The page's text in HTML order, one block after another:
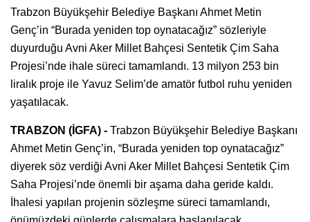
Trabzon Büyükşehir Belediye Başkanı Ahmet Metin
Genç’in “Burada yeniden top oynatacağız” sözleriyle
duyurduğu Avni Aker Millet Bahçesi Sentetik Çim Saha
Projesi’nde ihale süreci tamamlandı. 13 milyon 253 bin
liralık proje ile Yavuz Selim’de amatör futbol ruhu yeniden
yaşatılacak.
TRABZON (İGFA) - Trabzon Büyükşehir Belediye Başkanı
Ahmet Metin Genç’in, “Burada yeniden top oynatacağız”
diyerek söz verdiği Avni Aker Millet Bahçesi Sentetik Çim
Saha Projesi’nde önemli bir aşama daha geride kaldı.
İhalesi yapılan projenin sözleşme süreci tamamlandı,